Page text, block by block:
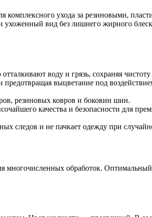
комплексного ухода за резиновыми,
ухоженный вид без лишнего жирного
воду и грязь, сохраняя чистоту
выцветание под
резиновых ковров и боковин шин.
качества и безопасности для
следов и не пачкает одежду при
многочисленных обработок.